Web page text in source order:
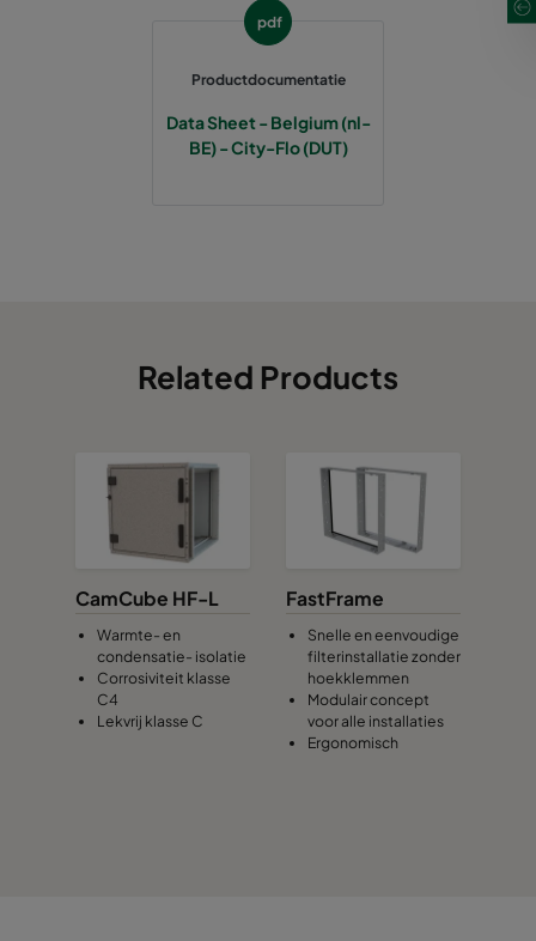
pdf
Productdocumentatie
Data Sheet - Belgium (nl-
BE) - City-Flo (DUT)
Related Products
CamCube HF-L
Warmte- en
condensatie- isolatie
Corrosiviteit klasse
C4
Lekvrij klasse C
FastFrame
Snelle en eenvoudige
filterinstallatie zonder
hoekklemmen
Modulair concept
voor alle installaties
Ergonomisch